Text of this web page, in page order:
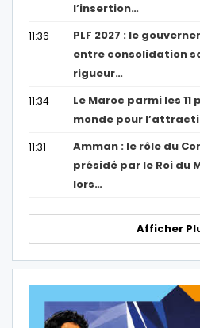
l’insertion…
11:36
PLF 2027 : le
entre consolidation
rigueur…
11:34
Le Maroc parmi les
monde pour
11:31
Amman : le rôle du
présidé par le Roi du
lors…
Afficher